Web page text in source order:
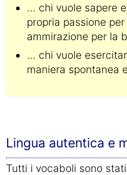
... chi vuole sapere
propria passione
ammirazione per la
... chi vuole
maniera spontanea
Lingua autentica e
Tutti i vocaboli sono